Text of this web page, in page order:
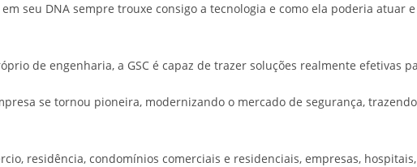
seu DNA sempre trouxe consigo a tecnologia e como ela poderia
de engenharia, a GSC é capaz de trazer soluções realmente efetivas
se tornou pioneira, modernizando o mercado de segurança,
residência, condomínios comerciais e residenciais, empresas,